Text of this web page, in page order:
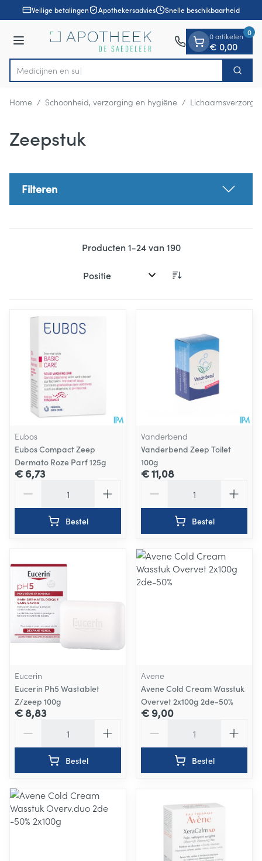
Ga naar de inhoud
1 van 1Veilige betalingen Apothekersadvies Snelle beschikbaarheid
Menu
Product, merk, categorie... Zoek
0 artikelen
€ 0,00
0
Home / Schoonheid, verzorging en hygiëne /
Zeepstuk
Filteren
Producten1-24van190
Sorteer op:
Eubos
Eubos Compact Zeep
Dermato Roze Parf 125g
€ 6,73
Bestel
Vanderbend
Vanderbend Zeep Toilet
100g
€ 11,08
Bestel
Eucerin
Eucerin Ph5 Wastablet
Z/zeep 100g
€ 8,83
Bestel
Avene
Avene Cold Cream Wasstuk
Overvet 2x100g 2de-50%
€ 9,00
Bestel